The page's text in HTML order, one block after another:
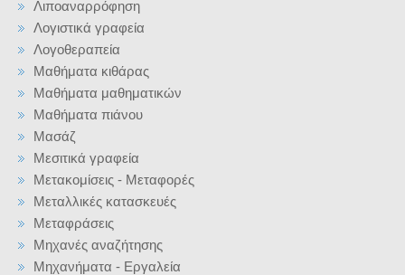
Λιποαναρρόφηση
Λογιστικά γραφεία
Λογοθεραπεία
Μαθήματα κιθάρας
Μαθήματα μαθηματικών
Μαθήματα πιάνου
Μασάζ
Μεσιτικά γραφεία
Μετακομίσεις - Μεταφορές
Μεταλλικές κατασκευές
Μεταφράσεις
Μηχανές αναζήτησης
Μηχανήματα - Εργαλεία